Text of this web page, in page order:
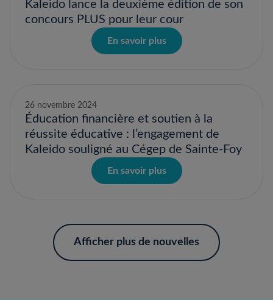
Kaleido lance la deuxième édition de son
concours PLUS pour leur cour
En savoir plus
26 novembre 2024
Éducation financière et soutien à la
réussite éducative : l’engagement de
Kaleido souligné au Cégep de Sainte-Foy
En savoir plus
Afficher plus de nouvelles